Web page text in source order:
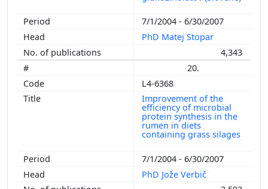
7/1/2004 - 6/30/2007
PhD Matej Stopar
4,343
20.
L4-6368
Improvement of the
efficiency of microbial
protein synthesis in the
rumen in diets
containing grass silages
7/1/2004 - 6/30/2007
PhD Jože Verbič